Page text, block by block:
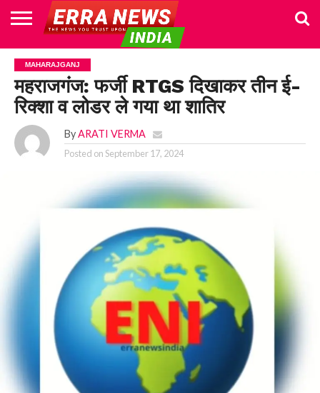
HOME
POLITICS
NEWS
BUSINESS
CULTURE
NATIONAL
SPORTS
LIFESTYLE
TRAVEL
OPINION
BREAKING
NEWS
ENTERTAINMENT
WORLD
CRIME
JOIN
US
MAHARAJGANJ
महराजगंज: फर्जी RTGS दिखाकर तीन ई-
रिक्शा व लोडर ले गया था शातिर
By ARATI VERMA
Posted onSeptember 17, 2024